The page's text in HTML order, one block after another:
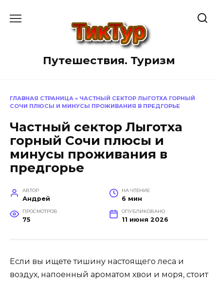
Путешествия. Туризм
ГЛАВНАЯ СТРАНИЦА » ЧАСТНЫЙ СЕКТОР ЛЫГОТХА ГОРНЫЙ
СОЧИ ПЛЮСЫ И МИНУСЫ ПРОЖИВАНИЯ В ПРЕДГОРЬЕ
Частный сектор Лыготха
горный Сочи плюсы и
минусы проживания в
предгорье
АВТОР
Андрей
НА ЧТЕНИЕ
6 мин
ПРОСМОТРОВ
75
ОПУБЛИКОВАНО
11 июня 2026
Если вы ищете тишину настоящего леса и
воздух, напоенный ароматом хвои и моря, стоит